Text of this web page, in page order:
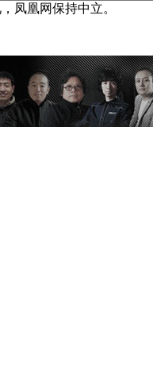
凤凰网保持中立。